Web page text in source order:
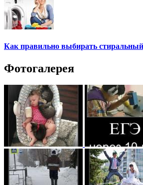
Как правильно выбирать
Фотогалерея